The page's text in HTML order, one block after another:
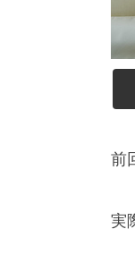
前
実